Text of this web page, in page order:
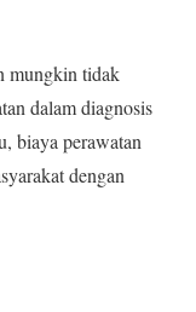
mungkin tidak
dalam diagnosis
biaya perawatan
dengan